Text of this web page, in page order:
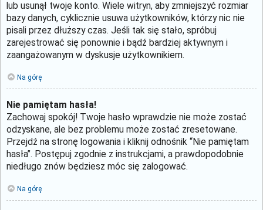
lub usunął twoje konto. Wiele witryn, aby zmniejszyć rozmiar
bazy danych, cyklicznie usuwa użytkowników, którzy nic nie
pisali przez dłuższy czas. Jeśli tak się stało, spróbuj
zarejestrować się ponownie i bądź bardziej aktywnym i
zaangażowanym w dyskusje użytkownikiem.
Na górę
Nie pamiętam hasła!
Zachowaj spokój! Twoje hasło wprawdzie nie może zostać
odzyskane, ale bez problemu może zostać zresetowane.
Przejdź na stronę logowania i kliknij odnośnik “Nie pamiętam
hasła”. Postępuj zgodnie z instrukcjami, a prawdopodobnie
niedługo znów będziesz móc się zalogować.
Na górę